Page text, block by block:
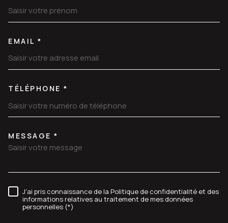
EMAIL *
TÉLÉPHONE *
TRAD_MELTEM_VOREDEMANDE
MESSAGE *
RÈGLEMENTATION
J'ai pris connaissance de la Politique de confidentialité et des
informations relatives au traitement de mes données
personnelles (*)